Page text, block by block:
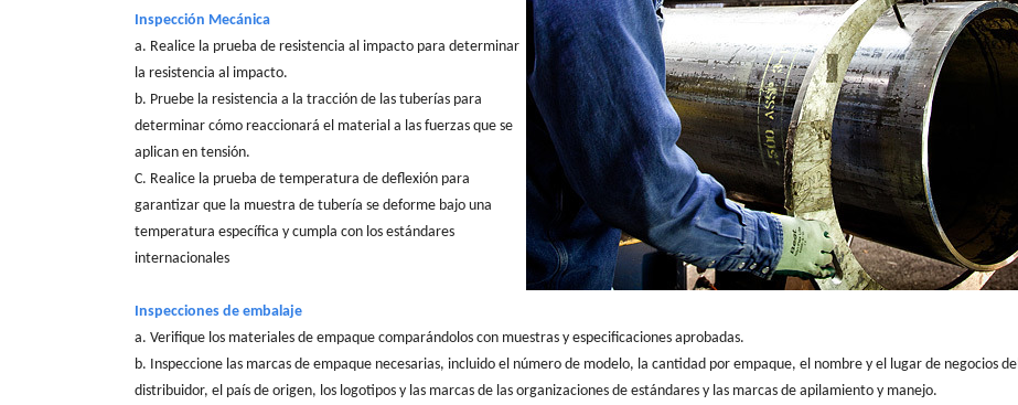
Inspección Mecánica
a. Realice la prueba de resistencia al impacto para determinar
la resistencia al impacto.
b. Pruebe la resistencia a la tracción de las tuberías para
determinar cómo reaccionará el material a las fuerzas que se
aplican en tensión.
C. Realice la prueba de temperatura de deflexión para
garantizar que la muestra de tubería se deforme bajo una
temperatura específica y cumpla con los estándares
internacionales
Inspecciones de embalaje
a. Verifique los materiales de empaque comparándolos con muestras y especificaciones aprobadas.
b. Inspeccione las marcas de empaque necesarias, incluido el número de modelo, la cantidad por empaque, el nombre y el lugar de negocios del
distribuidor, el país de origen, los logotipos y las marcas de las organizaciones de estándares y las marcas de apilamiento y manejo.